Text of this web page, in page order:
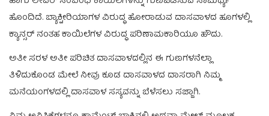
ಹೊಂದಿದೆ. ಬ್ಯಾಕ್ಟೀರಿಯಾಗಳ ವಿರುದ್ಧ ಹೋರಾಡುವ ದಾಸವಾಳದ ಹೂಗಳಲ್ಲಿ
ಕ್ಯಾನ್ಸರ್ ನಂತಹ ಕಾಯಿಲೆಗಳ ವಿರುದ್ಧ ಪರಿಣಾಮಕಾರಿಯೂ ಹೌದು.
ಅತೀ ಸರಳ ಅತೀ ಪರಿಚಿತ ದಾಸವಾಳದಲ್ಲಿನ ಈ ಗುಣಗಳನೆಲ್ಲಾ
ತಿಳಿದುಕೊಂಡ ಮೇಲೆ ನೀವು ಕೂಡ ದಾಸವಾಳದ ದಾಸರಾಗಿ ನಿಮ್ಮ
ಮನೆಯಂಗಳದಲ್ಲಿ ದಾಸವಾಳ ಸಸ್ಯವನ್ನು ಬೆಳೆಸಲು ಸಜ್ಜಾಗಿ.